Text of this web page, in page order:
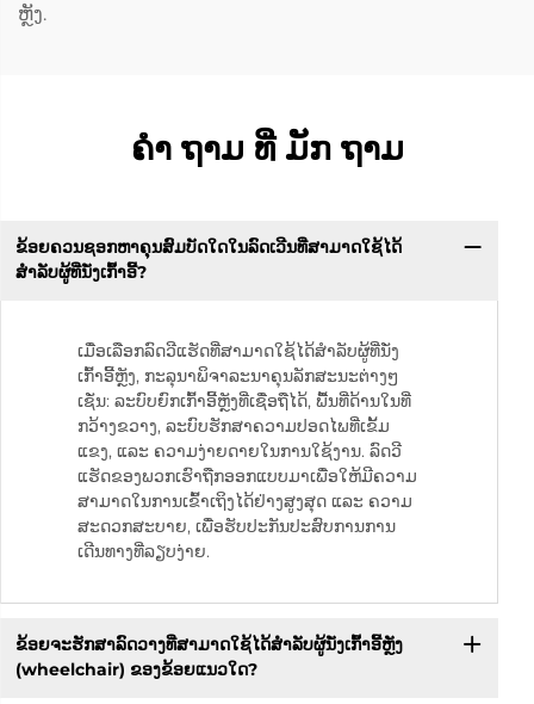
ຫຼັງ.
ຄໍາ ຖາມ ທີ່ ມັກ ຖາມ
ຂ້ອຍຄວນຊອກຫາຄຸນສົມບັດໃດໃນລົດເວີນທີ່ສາມາດໃຊ້ໄດ້
ສຳລັບຜູ້ທີ່ນັ່ງເກົ້າອີ້?
ເມື່ອເລືອກລົດວີແຮັດທີ່ສາມາດໃຊ້ໄດ້ສຳລັບຜູ້ທີ່ນັ່ງ
ເກົ້າອີ້ຫຼັງ, ກະລຸນາພິຈາລະນາຄຸນລັກສະນະຕ່າງໆ
ເຊັ່ນ: ລະບົບຍົກເກົ້າອີ້ຫຼັງທີ່ເຊື່ອຖືໄດ້, ພື້ນທີ່ດ້ານໃນທີ່
ກວ້າງຂວາງ, ລະບົບຮັກສາຄວາມປອດໄພທີ່ເຂັ້ມ
ແຂງ, ແລະ ຄວາມງ່າຍດາຍໃນການໃຊ້ງານ. ລົດວີ
ແຮັດຂອງພວກເຮົາຖືກອອກແບບມາເພື່ອໃຫ້ມີຄວາມ
ສາມາດໃນການເຂົ້າເຖິງໄດ້ຢ່າງສູງສຸດ ແລະ ຄວາມ
ສະດວກສະບາຍ, ເພື່ອຮັບປະກັນປະສົບການການ
ເດີນທາງທີ່ລຽບງ່າຍ.
ຂ້ອຍຈະຮັກສາລົດວາງທີ່ສາມາດໃຊ້ໄດ້ສຳລັບຜູ້ນັ່ງເກົ້າອີ້ຫຼັງ
(wheelchair) ຂອງຂ້ອຍແນວໃດ?